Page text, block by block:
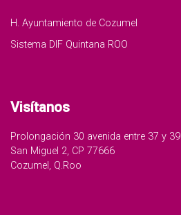
H. Ayuntamiento de Cozumel
Sistema DIF Quintana ROO
Visítanos
Prolongación 30 avenida entre 37 y 39
San Miguel 2, CP 77666
Cozumel, Q.Roo